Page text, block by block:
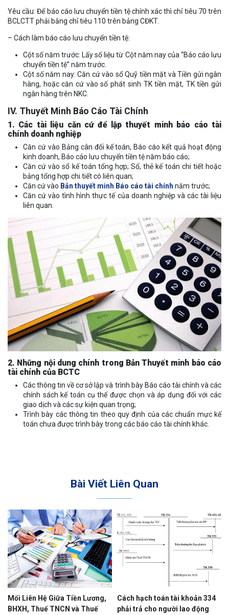
Yêu cầu: Để báo cáo lưu chuyển tiền tệ chính xác thì chỉ tiêu 70 trên
BCLCTT phải bằng chỉ tiêu 110 trên bảng CĐKT.
– Cách làm báo cáo lưu chuyển tiền tệ:
Cột số năm trước: Lấy số liệu từ Cột năm nay của “Báo cáo lưu
chuyển tiền tệ” năm trước.
Cột số năm nay: Căn cứ vào sổ Quỹ tiền mặt và Tiền gửi ngân
hàng, hoặc căn cứ vào số phát sinh TK tiền mặt, TK tiền gửi
ngân hàng trên NKC.
IV. Thuyết Minh Báo Cáo Tài Chính
1. Các tài liệu căn cứ để lập thuyết minh báo cáo tài
chính doanh nghiệp
Căn cứ vào Bảng cân đối kế toán, Báo cáo kết quả hoạt động
kinh doanh, Báo cáo lưu chuyển tiền tệ năm báo cáo;
Căn cứ vào sổ kế toán tổng hợp; Sổ, thẻ kế toán chi tiết hoặc
bảng tổng hợp chi tiết có liên quan;
Căn cứ vào Bản thuyết minh Báo cáo tài chính năm trước;
Căn cứ vào tình hình thực tế của doanh nghiệp và các tài liệu
liên quan.
2. Những nội dung chính trong Bản Thuyết minh báo cáo
tài chính của BCTC
Các thông tin về cơ sở lập và trình bày Báo cáo tài chính và các
chính sách kế toán cụ thể được chọn và áp dụng đối với các
giao dịch và các sự kiện quan trọng;
Trình bày các thông tin theo quy định của các chuẩn mực kế
toán chưa được trình bày trong các báo cáo tài chính khác.
Bài Viết Liên Quan
Mối Liên Hệ Giữa Tiền Lương,
BHXH, Thuế TNCN và Thuế
Cách hạch toán tài khoản 334
phải trả cho người lao động